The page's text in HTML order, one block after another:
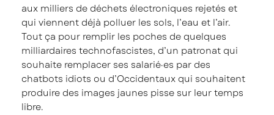
aux milliers de déchets électroniques rejetés et
qui viennent déjà polluer les sols, l’eau et l’air.
Tout ça pour remplir les poches de quelques
milliardaires technofascistes, d’un patronat qui
souhaite remplacer ses salarié·es par des
chatbots idiots ou d’Occidentaux qui souhaitent
produire des images jaunes pisse sur leur temps
libre.